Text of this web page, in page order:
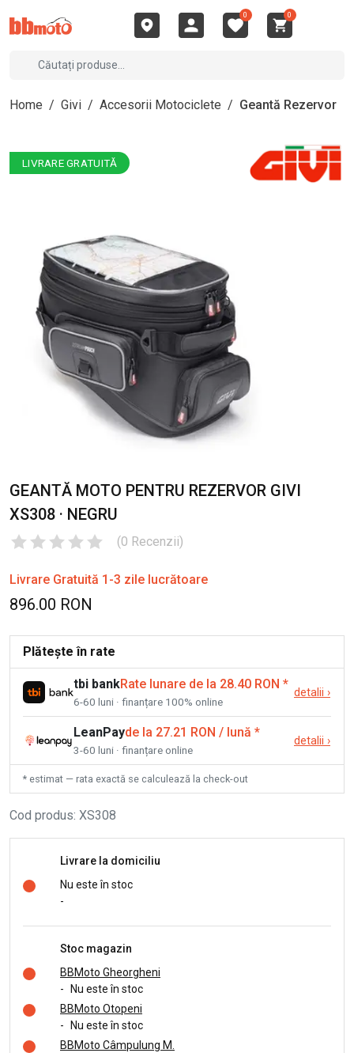
0 0
Home / Givi / Accesorii Motociclete / Geantă Rezervor
LIVRARE GRATUITĂ
GEANTĂ MOTO PENTRU REZERVOR GIVI
XS308 · NEGRU
(0 Recenzii)
Livrare Gratuită 1-3 zile lucrătoare
896.00 RON
Plătește în rate
tbi bankRate lunare de la 28.40 RON *
6-60 luni · finanțare 100% online
detalii ›
LeanPayde la 27.21 RON / lună *
3-60 luni · finanțare online
detalii ›
* estimat — rata exactă se calculează la check-out
Cod produs: XS308
Livrare la domiciliu
Nu este în stoc
-
Stoc magazin
BBMoto Gheorgheni
-
Nu este în stoc
BBMoto Otopeni
-
Nu este în stoc
BBMoto Câmpulung M.